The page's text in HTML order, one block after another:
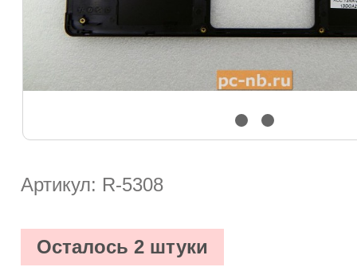
Артикул: R-5308
Осталось 2 штуки